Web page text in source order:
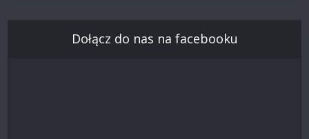
Dołącz do nas na facebooku